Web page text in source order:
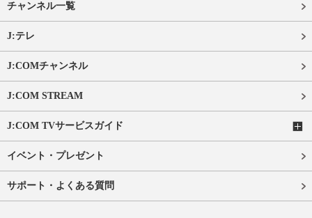
チャンネル一覧
J:テレ
J:COMチャンネル
J:COM STREAM
J:COM TVサービスガイド
イベント・プレゼント
サポート・よくある質問